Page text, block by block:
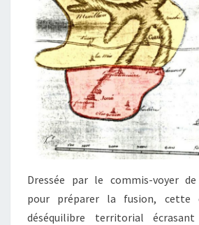
Dressée par le commis-voyer de
pour préparer la fusion, cette
déséquilibre territorial